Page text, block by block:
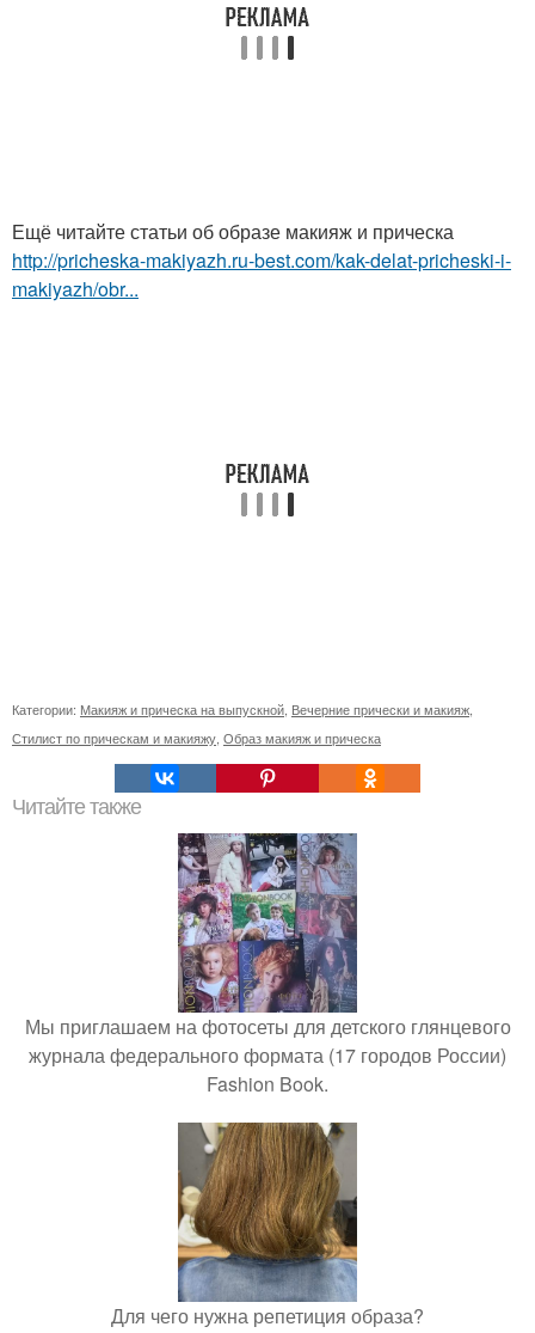
Ещё читайте статьи об образе макияж и прическа
http://pricheska-makiyazh.ru-best.com/kak-delat-pricheski-i-
makiyazh/obr...
Категории: Макияж и прическа на выпускной Вечерние прически и макияж
Стилист по прическам и макияжу Образ макияж и прическа
Читайте также
Мы приглашаем на фотосеты для детского глянцевого
журнала федерального формата (17 городов России)
Fashion Book.
Для чего нужна репетиция образа?